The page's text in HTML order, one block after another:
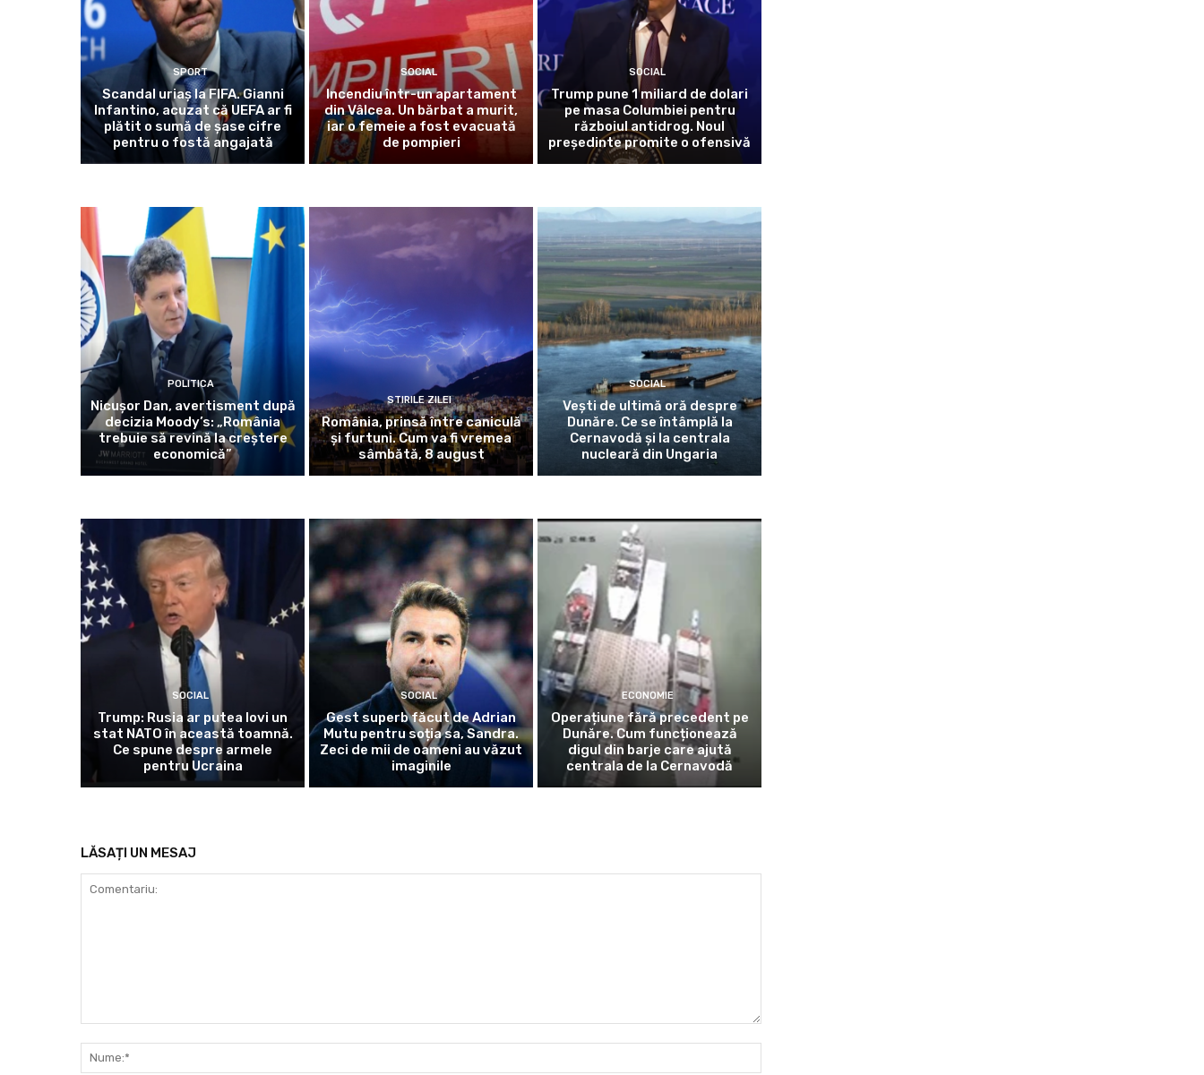
SPORT
Scandal uriaș la FIFA. Gianni
Infantino, acuzat că UEFA ar fi
plătit o sumă de șase cifre
pentru o fostă angajată
SOCIAL
Incendiu într-un apartament
din Vâlcea. Un bărbat a murit,
iar o femeie a fost evacuată
de pompieri
SOCIAL
Trump pune 1 miliard de dolari
pe masa Columbiei pentru
războiul antidrog. Noul
președinte promite o ofensivă
POLITICA
Nicușor Dan, avertisment după
decizia Moody’s: „România
trebuie să revină la creștere
economică”
STIRILE ZILEI
România, prinsă între caniculă
și furtuni. Cum va fi vremea
sâmbătă, 8 august
SOCIAL
Vești de ultimă oră despre
Dunăre. Ce se întâmplă la
Cernavodă și la centrala
nucleară din Ungaria
SOCIAL
Trump: Rusia ar putea lovi un
stat NATO în această toamnă.
Ce spune despre armele
pentru Ucraina
SOCIAL
Gest superb făcut de Adrian
Mutu pentru soția sa, Sandra.
Zeci de mii de oameni au văzut
imaginile
ECONOMIE
Operațiune fără precedent pe
Dunăre. Cum funcționează
digul din barje care ajută
centrala de la Cernavodă
LĂSAȚI UN MESAJ